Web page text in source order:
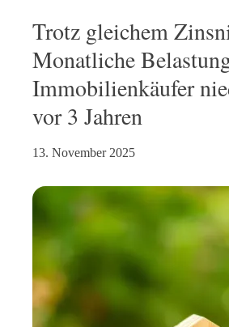
Trotz gleichem
Monatliche
Immobilienkäufer
vor 3 Jahren
13. November 2025